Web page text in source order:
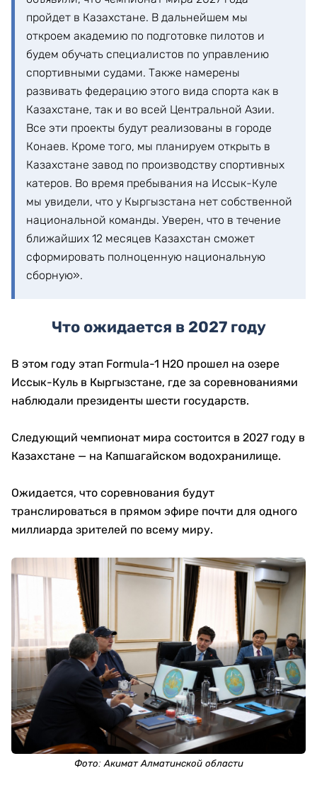
пройдет в Казахстане. В дальнейшем мы
откроем академию по подготовке пилотов и
будем обучать специалистов по управлению
спортивными судами. Также намерены
развивать федерацию этого вида спорта как в
Казахстане, так и во всей Центральной Азии.
Все эти проекты будут реализованы в городе
Конаев. Кроме того, мы планируем открыть в
Казахстане завод по производству спортивных
катеров. Во время пребывания на Иссык-Куле
мы увидели, что у Кыргызстана нет собственной
национальной команды. Уверен, что в течение
ближайших 12 месяцев Казахстан сможет
сформировать полноценную национальную
сборную».
Что ожидается в 2027 году
В этом году этап Formula-1 H2O прошел на озере
Иссык-Куль в Кыргызстане, где за соревнованиями
наблюдали президенты шести государств.
Следующий чемпионат мира состоится в 2027 году в
Казахстане — на Капшагайском водохранилище.
Ожидается, что соревнования будут
транслироваться в прямом эфире почти для одного
миллиарда зрителей по всему миру.
Фото:Акимат Алматинской области